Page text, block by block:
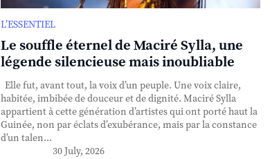
L’ESSENTIEL
Le souffle éternel de Maciré Sylla, une
légende silencieuse mais inoubliable
Elle fut, avant tout, la voix d’un peuple. Une voix claire,
habitée, imbibée de douceur et de dignité. Maciré Sylla
appartient à cette génération d’artistes qui ont porté haut la
Guinée, non par éclats d’exubérance, mais par la constance
d’un talen...
30 July, 2026